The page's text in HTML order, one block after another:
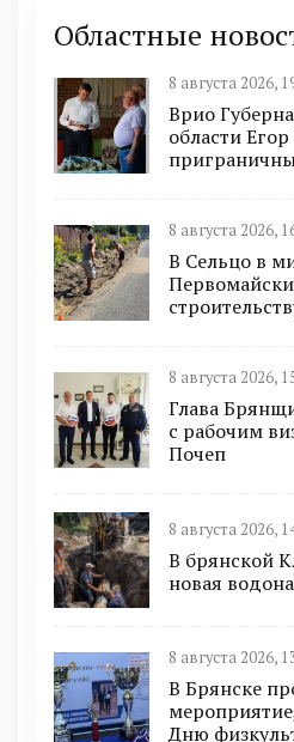
Областные
8 августа 2026,
Врио
области
8 августа 2026,
В Сельцо в
8 августа 2026,
Глава
с рабочим
Почеп
8 августа 2026,
В брянской
новая
8 августа 2026,
В Брянске
Дню